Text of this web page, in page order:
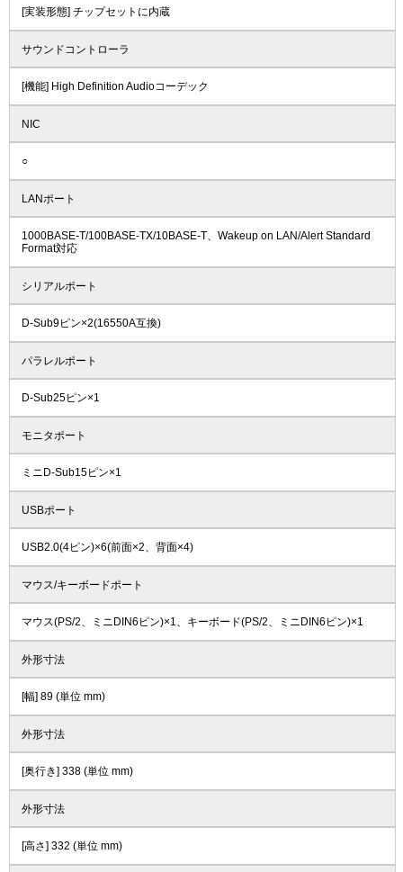
[実装形態] チップセットに内蔵
サウンドコントローラ
[機能] High Definition Audioコーデック
NIC
○
LANポート
1000BASE-T/100BASE-TX/10BASE-T、Wakeup on LAN/Alert Standard
Format対応
シリアルポート
D-Sub9ピン×2(16550A互換)
パラレルポート
D-Sub25ピン×1
モニタポート
ミニD-Sub15ピン×1
USBポート
USB2.0(4ピン)×6(前面×2、背面×4)
マウス/キーボードポート
マウス(PS/2、ミニDIN6ピン)×1、キーボード(PS/2、ミニDIN6ピン)×1
外形寸法
[幅] 89 (単位 mm)
外形寸法
[奥行き] 338 (単位 mm)
外形寸法
[高さ] 332 (単位 mm)